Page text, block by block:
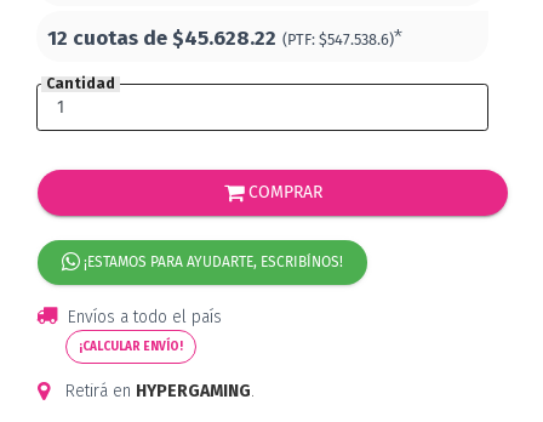
12 cuotas de$45.628.22 (PTF: $547.538.6)*
Cantidad
COMPRAR
¡ESTAMOS PARA AYUDARTE, ESCRIBÍNOS!
Envíos a todo el país
¡CALCULAR ENVÍO!
Retirá en HYPERGAMING.